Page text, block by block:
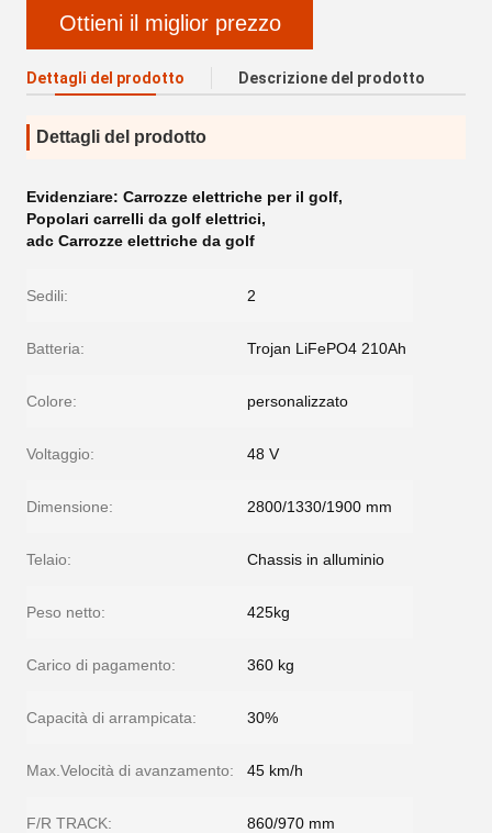
Ottieni il miglior prezzo
Dettagli del prodotto Descrizione del prodotto
Dettagli del prodotto
Evidenziare: Carrozze elettriche per il golf,
Popolari carrelli da golf elettrici,
adc Carrozze elettriche da golf
Sedili: 2
Batteria: Trojan LiFePO4 210Ah
Colore: personalizzato
Voltaggio: 48 V
Dimensione: 2800/1330/1900 mm
Telaio: Chassis in alluminio
Peso netto: 425kg
Carico di pagamento: 360 kg
Capacità di arrampicata: 30%
Max.Velocità di avanzamento: 45 km/h
F/R TRACK: 860/970 mm